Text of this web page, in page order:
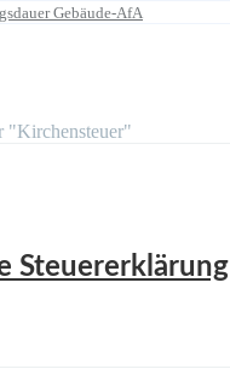
Gebäude-AfA
"Kirchensteuer"
Steuererklärung